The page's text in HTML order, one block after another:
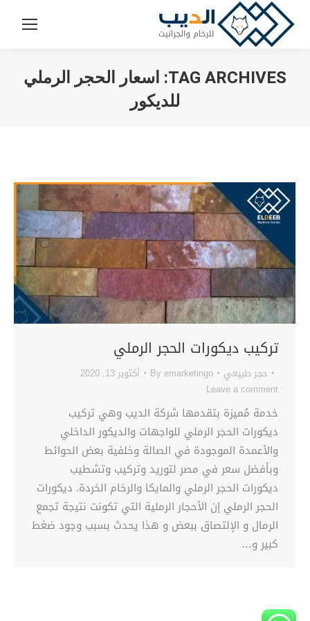
TAG ARCHIVES:
اسعار الحجر الرملي
للديكور
تركيب ديكورات الحجر الرملي
حجر طبيعي By emarketingo
أكتوبر 13, 2020
Leave a comment
خدمة مُميزة بتقدمها شركة الديب وهي تركيب
ديكورات الحجر الرملي للواجهات والديكور الداخلي
والأعمدة الموجودة في الصالة وخلفية بعض الحوائط
وبأفضل سعر في مصر لتوريد وتركيب وتشطيب
ديكورات الحجر الرملي والمايكا والرخام الخردة. ديكورات
الحجر الرملي إن الأحجار الرملية التي تكونت نتيجة تجمع
الرمال و الإلتصاق ببعض و هذا يحدث بسبب وجود ضغط
كبير و…